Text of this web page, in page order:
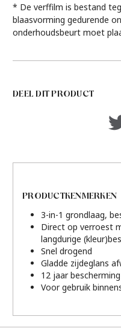
* De verffilm is bestand
blaasvorming gedurende
onderhoudsbeurt moet
DEEL DIT PRODUCT
PRODUCTKENMERKEN
3-in-1 grondlaag,
Direct op verroest
langdurige
Snel drogend
Gladde zijdeglans
12 jaar bescherming
Voor gebruik